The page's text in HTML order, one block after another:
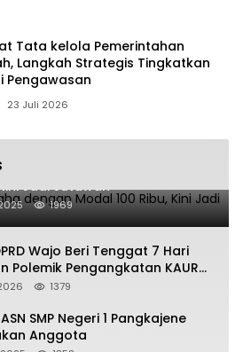
Tata kelola Pemerintahan
Langkah Strategis Tingkatkan
Pengawasan
23 Juli 2026
Awali Usaha dengan Modal
Jadi Jutawan
1969
Wajo Beri Tenggat 7 Hari
Polemik Pengangkatan KAUR
Desa Bau-Bau
1379
SMP Negeri 1 Pangkajene
Anggota